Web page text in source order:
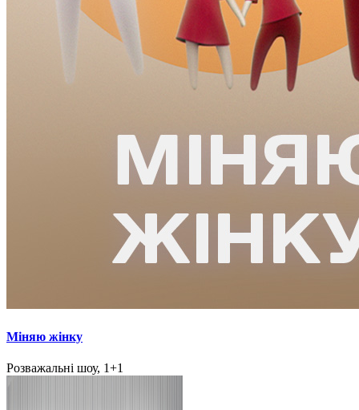
Міняю жінку
Розважальні шоу, 1+1